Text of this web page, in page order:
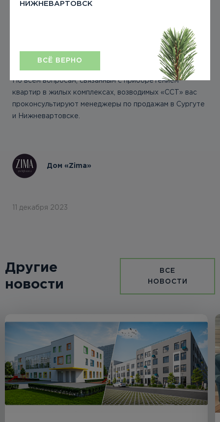
НИЖНЕВАРТОВСК
ВСЁ ВЕРНО
эстет «Бенуа», семейный квартал «Азбука», дом
«ЗИМА» high класса в жилом комплексе "4 сезона" в
Сургуте и авторский дом "Себур" в Нижневартовске.
По всем вопросам, связанным с приобретением
квартир в жилых комплексах, возводимых «ССТ» вас
проконсультируют менеджеры по продажам в Сургуте
и Нижневартовске.
Дом «Zima»
11 декабря 2023
Другие
новости
ВСЕ
НОВОСТИ